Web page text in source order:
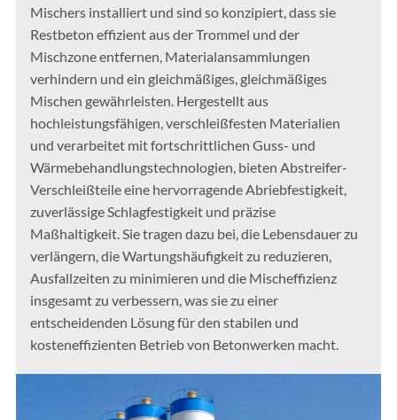
Mischers installiert und sind so konzipiert, dass sie
Restbeton effizient aus der Trommel und der
Mischzone entfernen, Materialansammlungen
verhindern und ein gleichmäßiges, gleichmäßiges
Mischen gewährleisten. Hergestellt aus
hochleistungsfähigen, verschleißfesten Materialien
und verarbeitet mit fortschrittlichen Guss- und
Wärmebehandlungstechnologien, bieten Abstreifer-
Verschleißteile eine hervorragende Abriebfestigkeit,
zuverlässige Schlagfestigkeit und präzise
Maßhaltigkeit. Sie tragen dazu bei, die Lebensdauer zu
verlängern, die Wartungshäufigkeit zu reduzieren,
Ausfallzeiten zu minimieren und die Mischeffizienz
insgesamt zu verbessern, was sie zu einer
entscheidenden Lösung für den stabilen und
kosteneffizienten Betrieb von Betonwerken macht.